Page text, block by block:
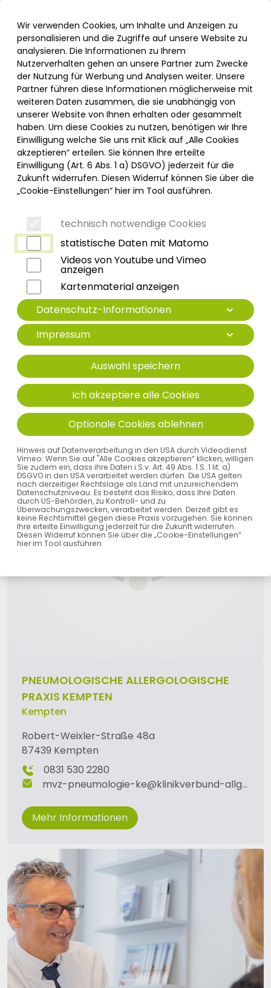
Informationen und Einstellungen zur Barrierefreiheit
Menü
Bad Wörishofen
Immenstadt
Kempten
Leutkirch
Memmingen
Mindelheim
Ottobeuren
Wangen
PRAXEN DES MVZ
FACHPRAXENVERBUND ALLGÄU
PNEUMOLOGISCHE ALLERGOLOGISCHE
PRAXIS KEMPTEN
Kempten
Robert-Weixler-Straße 48a
87439 Kempten
0831 530 2280
mvz-pneumologie-ke@klinikverbund-allgaeu
Mehr Informationen
Wir verwenden Cookies, um Inhalte und Anzeigen zu
personalisieren und die Zugriffe auf unsere Website zu
analysieren. Die Informationen zu Ihrem
Nutzerverhalten gehen an unsere Partner zum Zwecke
der Nutzung für Werbung und Analysen weiter. Unsere
Partner führen diese Informationen möglicherweise mit
weiteren Daten zusammen, die sie unabhängig von
unserer Website von Ihnen erhalten oder gesammelt
haben. Um diese Cookies zu nutzen, benötigen wir Ihre
Einwilligung welche Sie uns mit Klick auf „Alle Cookies
akzeptieren“ erteilen. Sie können Ihre erteilte
Einwilligung (Art. 6 Abs. 1 a) DSGVO) jederzeit für die
Zukunft widerrufen. Diesen Widerruf können Sie über die
„Cookie-Einstellungen“ hier im Tool ausführen.
technisch notwendige Cookies
statistische Daten mit Matomo
Videos von Youtube und Vimeo
anzeigen
Kartenmaterial anzeigen
Datenschutz-Informationen
Impressum
Auswahl speichern
Ich akzeptiere alle Cookies
Optionale Cookies ablehnen
Hinweis auf Datenverarbeitung in den USA durch Videodienst
Vimeo: Wenn Sie auf "Alle Cookies akzeptieren“ klicken, willigen
Sie zudem ein, dass ihre Daten i.S.v. Art. 49 Abs. 1 S. 1 lit. a)
DSGVO in den USA verarbeitet werden dürfen. Die USA gelten
nach derzeitiger Rechtslage als Land mit unzureichendem
Datenschutzniveau. Es besteht das Risiko, dass Ihre Daten
durch US-Behörden, zu Kontroll- und zu
Überwachungszwecken, verarbeitet werden. Derzeit gibt es
keine Rechtsmittel gegen diese Praxis vorzugehen. Sie können
Ihre erteilte Einwilligung jederzeit für die Zukunft widerrufen.
Diesen Widerruf können Sie über die „Cookie-Einstellungen“
hier im Tool ausführen.